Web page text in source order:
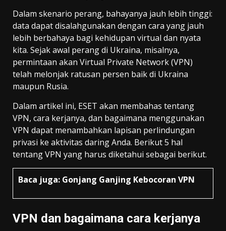
Dalam skenario perang, bahayanya jauh lebih tinggi:
data dapat disalahgunakan dengan cara yang jauh
lebih berbahaya bagi kehidupan virtual dan nyata
kita. Sejak awal perang di Ukraina, misalnya,
permintaan akan Virtual Private Network (VPN)
telah melonjak ratusan persen baik di Ukraina
maupun Rusia.
Dalam artikel ini, ESET akan membahas tentang
VPN, cara kerjanya, dan bagaimana menggunakan
VPN dapat menambahkan lapisan perlindungan
privasi ke aktivitas daring Anda. Berikut 5 hal
tentang VPN yang harus diketahui sebagai berikut.
Baca juga: Gonjang Ganjing Kebocoran VPN
VPN dan bagaimana cara kerjanya